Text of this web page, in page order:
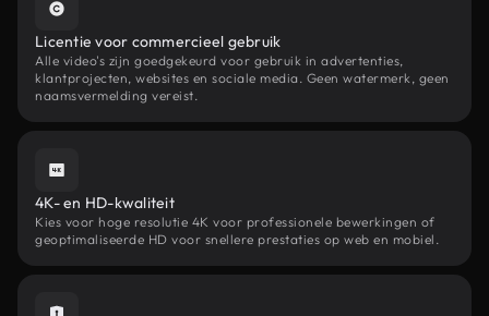
Licentie voor commercieel gebruik
Alle video's zijn goedgekeurd voor gebruik in advertenties,
klantprojecten, websites en sociale media. Geen watermerk, geen
naamsvermelding vereist.
4K- en HD-kwaliteit
Kies voor hoge resolutie 4K voor professionele bewerkingen of
geoptimaliseerde HD voor snellere prestaties op web en mobiel.